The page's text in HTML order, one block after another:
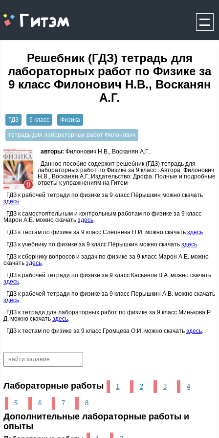
gitem.me
Решебник (ГДЗ) тетрадь для
лабораторных работ по Физике за
9 класс Филонович Н.В., Восканян
А.Г.
ГДЗ 9 класс Физика
тетрадь для лабораторных работ Филонович
авторы: Филонович Н.В., Восканян А.Г..
Данное пособие содержит решебник (ГДЗ) тетрадь для
лабораторных работ по Физике за 9 класс . Автора: Филонович
Н.В., Восканян А.Г. Издательство: Дрофа. Полные и подробные
ответы к упражнениям на Гитем
ГДЗ к рабочей тетради по физике за 9 класс Пёрышкин можно скачать
здесь
ГДЗ к самостоятельным и контрольным работам по физике за 9 класс
Марон А.Е. можно скачать здесь
ГДЗ к тестам по физике за 9 класс Слепнева Н.И. можно скачать здесь
ГДЗ к учебнику по физике за 9 класс Пёрышкин можно скачать здесь
ГДЗ к сборнику вопросов и задач по физике за 9 класс Марон А.Е. можно
скачать здесь
ГДЗ к рабочей тетради по физике за 9 класс Касьянов В.А. можно скачать
здесь
ГДЗ к рабочей тетради по физике за 9 класс Перышкин А.В. можно скачать
здесь
ГДЗ к тетради для лабораторных работ по физике за 9 класс Минькова Р.
Д. можно скачать здесь
ГДЗ к тестам по физике за 9 класс Громцева О.И. можно скачать здесь
Лабораторные работы 1 2 3 4
5 6 7 8
Дополнительные лабораторные работы и
опыты